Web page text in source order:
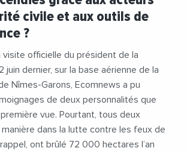
civile et aux outils de
?
visite officielle du président de la
juin dernier, sur la base aérienne de la
Nîmes-Garons, Ecomnews a pu
de deux personnalités que
vue. Pourtant, tous deux
dans la lutte contre les feux de
ont brûlé 72 000 hectares l’an